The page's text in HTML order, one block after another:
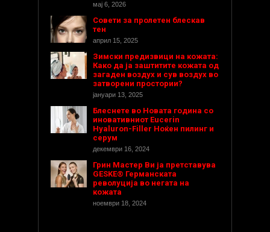
мај 6, 2026
Совети за пролетен блескав
тен
април 15, 2025
Зимски предизвици на кожата:
Како да ја заштитите кожата од
загаден воздух и сув воздух во
затворени простории?
јануари 13, 2025
Блеснете во Новата година со
иновативниот Eucerin
Hyaluron-Filler Ноќен пилинг и
серум
декември 16, 2024
Грин Мастер Ви ја претставува
GESKE® Германската
револуција во негата на
кожата
ноември 18, 2024